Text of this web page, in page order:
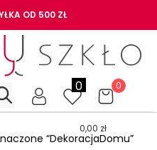
OD 500 ZŁ
0 0
0,00 zł
“DekoracjaDomu”